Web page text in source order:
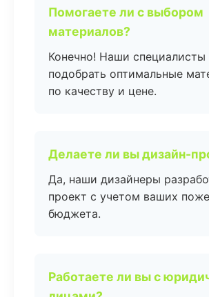
Помогаете ли с выбором
материалов?
Конечно! Наши специалисты
подобрать оптимальные
по качеству и цене.
Делаете ли вы дизайн-
Да, наши дизайнеры
проект с учетом ваших
бюджета.
Работаете ли вы с